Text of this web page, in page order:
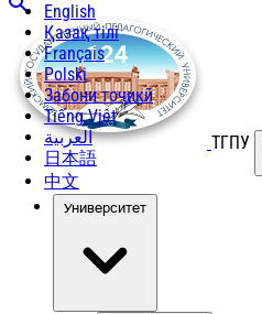
English
Қазақ тілі
Français
Polski
Забони тоҷикӣ
Tiếng Việt
العربية
日本語
中文
ТГПУ
Университет